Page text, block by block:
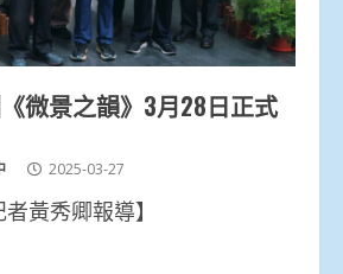
微景之韻》3月28日正式
2025-03-27
黃秀卿報導】